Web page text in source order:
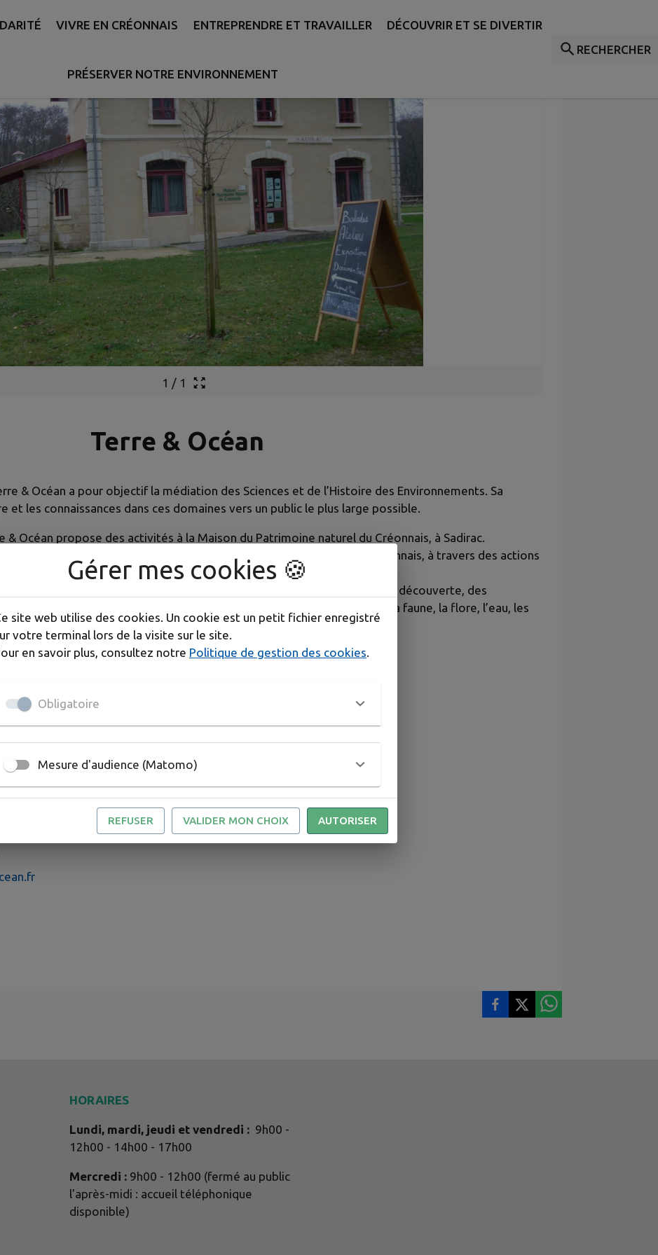
VIVRE EN CRÉONNAIS ENTREPRENDRE ET TRAVAILLER DÉCOUVRIR ET SE DIVERTIR
PRÉSERVER NOTRE ENVIRONNEMENT
RECHERCHER
1 / 1
Terre & Océan
& Océan a pour objectif la médiation des Sciences et de l’Histoire des Environnements. Sa
et les connaissances dans ces domaines vers un public le plus large possible.
Océan propose des activités à la Maison du Patrimoine naturel du Créonnais, à Sadirac.
et la sensibilisation autour de la vallée de la Pimpine et dans le Créonnais, à travers des actions
du public.
local ou plus global se fait au travers : des balades, des ateliers de découverte, des
expositions, des projections, des cours…Les thèmes abordés sont : la faune, la flore, l’eau, les
la géologie.
17h30, expositions et projection de documentaires de 14h30 à 18h.
pour les enfants de 7 à 12 ans de 14h à 17h.
HORAIRES
Lundi, mardi, jeudi et vendredi : 9h00 -
12h00 - 14h00 - 17h00
Mercredi : 9h00 - 12h00 (fermé au public
l'après-midi : accueil téléphonique
disponible)
Gérer mes cookies 🍪
site web utilise des cookies. Un cookie est un petit fichier enregistré
votre terminal lors de la visite sur le site.
en savoir plus, consultez notre Politique de gestion des cookies
Obligatoire
Mesure d'audience (Matomo)
REFUSER VALIDER MON CHOIX AUTORISER